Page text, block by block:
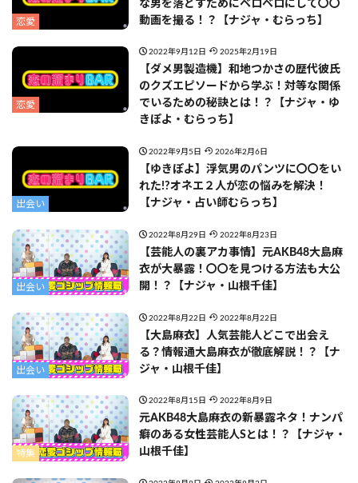
恋愛
な男を落とすためにベロベロにして〇〇
動画を撮る！？【ナジャ・むらっち】
恋愛
2022年9月12日 2025年2月19日
【ダメ男製造機】和地つかさの歴代彼氏
のクズエピソードから学ぶ！対等な関係
でいるための秘訣とは！？【ナジャ・ゆ
きぽよ・むらっち】
出会い
2022年9月5日 2026年2月6日
【ゆきぽよ】浮気男のパンツに〇〇をい
れた!?オネエ２人が恋の悩みを解決！
【ナジャ・占い師むらっち】
出会い
2022年8月29日 2022年8月23日
【芸能人の裏アカ事情】元AKB48大島麻
衣が大暴露！〇〇を見つける方法も大公
開！？【ナジャ・山根千佳】
出会い
2022年8月22日 2022年8月22日
【大島麻衣】人気芸能人どこで出会え
る？情報通大島麻衣が徹底解説！？【ナ
ジャ・山根千佳】
特集
2022年8月15日 2022年8月9日
元AKB48大島麻衣の新暴露ネタ！ナンパ
癖のある女性芸能人Sとは！？【ナジャ・
山根千佳】